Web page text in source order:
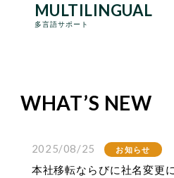
MULTILINGUAL
多言語サポート
WHAT’S NEW
2025/08/25 お知らせ
本社移転ならびに社名変更